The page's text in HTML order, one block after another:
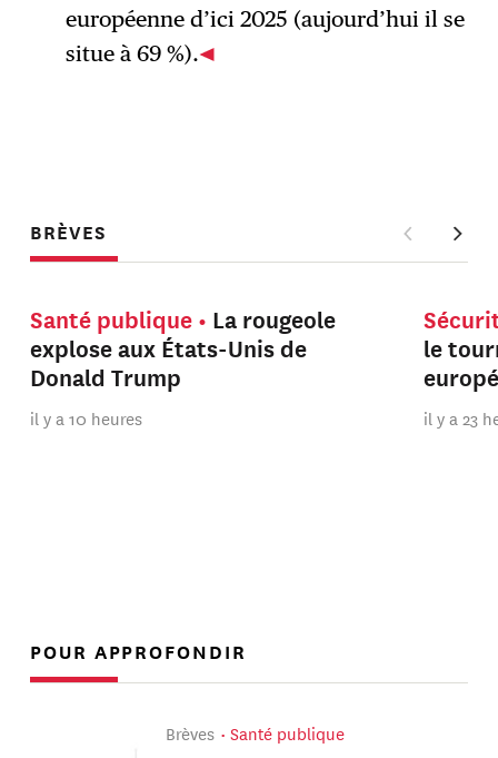
européenne d’ici 2025 (aujourd’hui il se
situe à 69 %).
BRÈVES
Santé publique
La rougeole
explose aux États-Unis de
Donald Trump
il y a 10 heures
le
il y a 23
POUR APPROFONDIR
Brèves Santé publique